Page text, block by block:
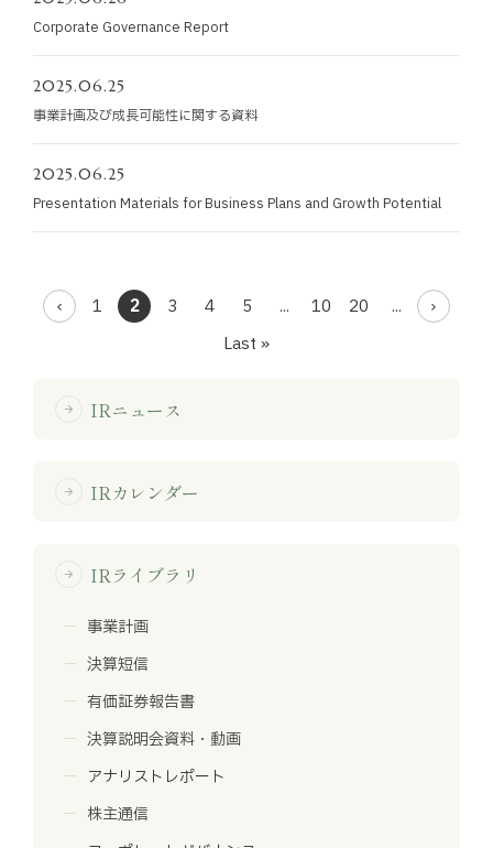
Corporate Governance Report
2025.06.25
事業計画及び成長可能性に関する資料
2025.06.25
Presentation Materials for Business Plans and Growth Potential
1 2 3 4 5 ... 10 20
...
Last »
arrow_forward IRニュース
arrow_forward IRカレンダー
arrow_forward IRライブラリ
事業計画
決算短信
有価証券報告書
決算説明会資料・動画
アナリストレポート
株主通信